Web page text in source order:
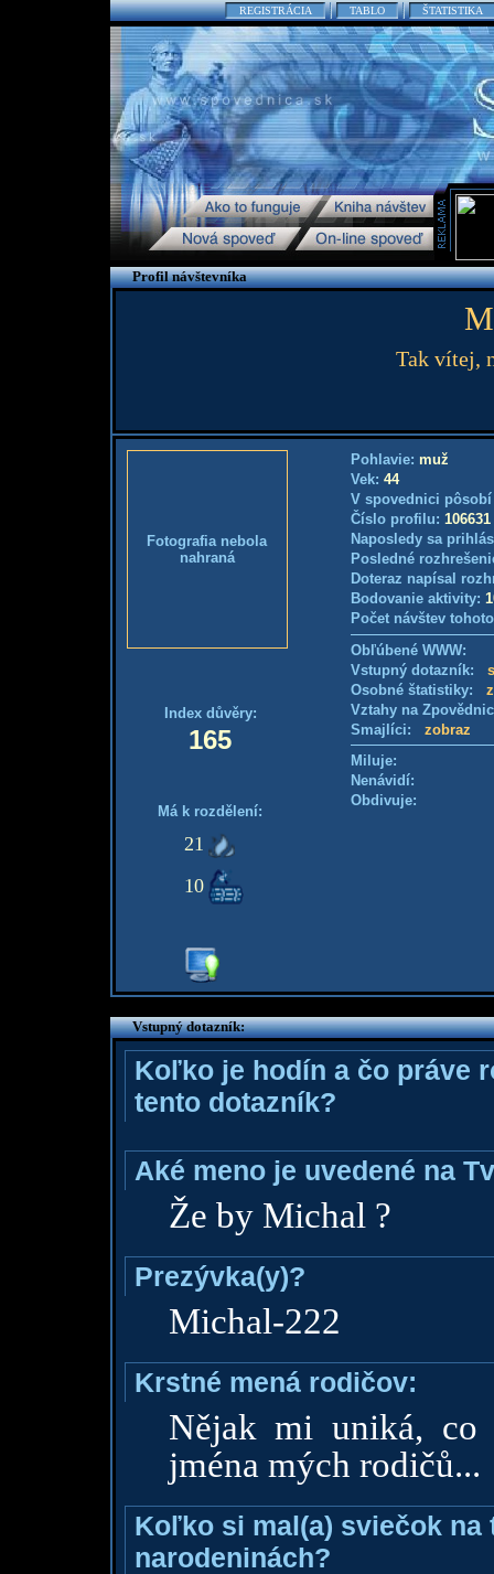
REGISTRÁCIA TABLO ŠTATISTIKA
Profil návštevníka
Tak vítej,
Fotografia nebola
nahraná
Index důvěry:
165
Má k rozdělení:
21
10
Pohlavie: muž
Vek: 44
V spovednici
Číslo profilu: 106631
Naposledy sa
Posledné
Doteraz napísal
Bodovanie aktivity:
Počet návštev
Obľúbené WWW:
Vstupný dotazník:
Osobné štatistiky:
Vztahy na
Smajlíci: zobraz
Miluje:
Nenávidí:
Obdivuje:
Vstupný dotazník:
Koľko je hodín a čo práve
tento dotazník?
Aké meno je uvedené na
Že by Michal ?
Prezývka(y)?
Michal-222
Krstné mená rodičov:
Nějak mi uniká,
jména mých rodičů...
Koľko si mal(a) sviečok
narodeninách?